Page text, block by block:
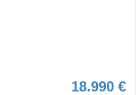
18.990 €